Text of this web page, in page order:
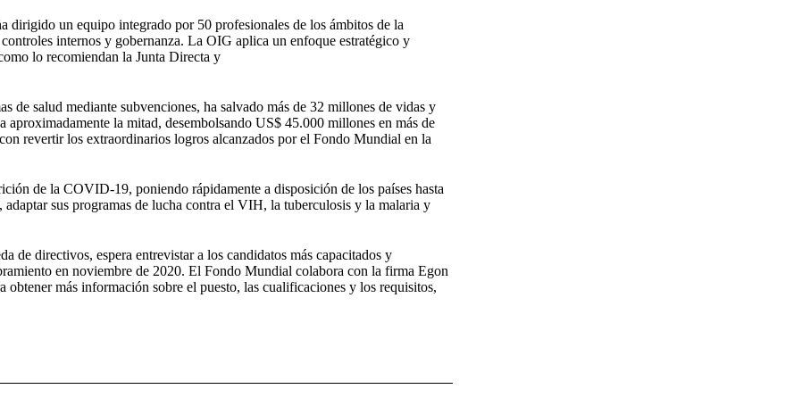
dirigido un equipo integrado por 50 profesionales de los ámbitos de la
internos y gobernanza. La OIG aplica un enfoque estratégico y
lo recomiendan la Junta Directa y
de salud mediante subvenciones, ha salvado más de 32 millones de vidas y
la mitad, desembolsando US$ 45.000 millones en más de
revertir los extraordinarios logros alcanzados por el Fondo Mundial en la
de la COVID-19, poniendo rápidamente a disposición de los países hasta
sus programas de lucha contra el VIH, la tuberculosis y la malaria y
de directivos, espera entrevistar a los candidatos más capacitados y
en noviembre de 2020. El Fondo Mundial colabora con la firma Egon
obtener más información sobre el puesto, las cualificaciones y los requisitos,